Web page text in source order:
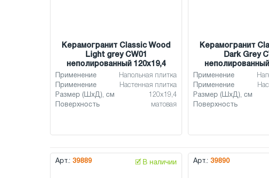
Керамогранит Classic Wood
Light grey CW01
неполированный 120x19,4
Применение
Напольная плитка
Применение
Настенная плитка
Размер (ШхД), см
120x19,4
Поверхность
матовая
Керамогранит
Dark Grey
Применение
Применение
Размер (ШхД), см
Поверхность
Арт.: 39889 🗹 В наличии Арт.: 39890